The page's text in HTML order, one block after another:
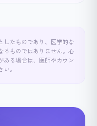
したものであり、医学的な
るものではありません。心
ある場合は、医師やカウン
。